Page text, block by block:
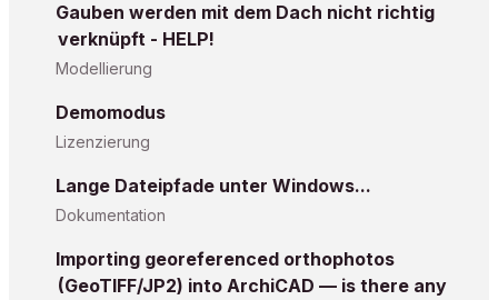
Gauben werden mit dem Dach nicht richtig
verknüpft - HELP!
Modellierung
Demomodus
Lizenzierung
Lange Dateipfade unter Windows...
Dokumentation
Importing georeferenced orthophotos
(GeoTIFF/JP2) into ArchiCAD — is there any